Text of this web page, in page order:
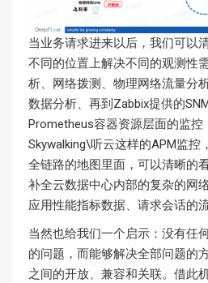
当业务请求进来以后，我们可以
不同的位置上解决不同的观测性
析、网络拨测、物理网络流量分
数据分析、再到Zabbix提供的
Prometheus容器资源层面的监控
Skywalking\听云这样的APM监控
全链路的地图里面，可以清晰的
补全云数据中心内部的复杂的网
应用性能指标数据、请求会话的
当然也给我们一个启示：没有任
的问题，而能够解决全部问题的
之间的开放、兼容和关联。借此